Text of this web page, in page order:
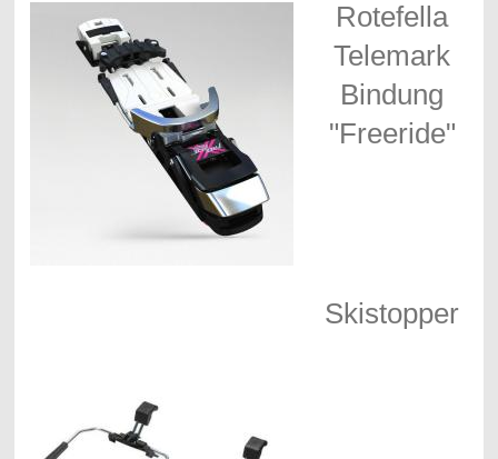
Rotefella
Telemark
Bindung
"Freeride"
Skistopper